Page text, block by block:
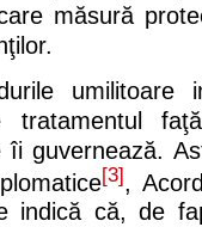
măsură
umilitoare
tratamentul
guvernează.
[3]
,
indică că, de